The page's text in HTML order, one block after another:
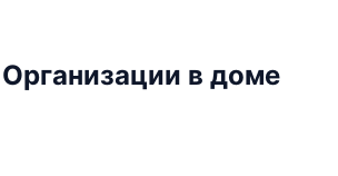
Организации в доме